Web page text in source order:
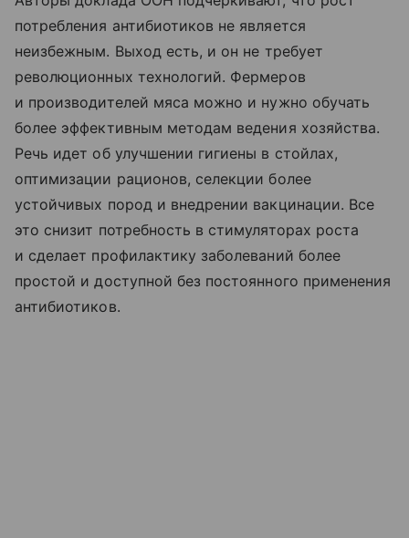
потребления антибиотиков не является
неизбежным. Выход есть, и он не требует
революционных технологий. Фермеров
и производителей мяса можно и нужно обучать
более эффективным методам ведения хозяйства.
Речь идет об улучшении гигиены в стойлах,
оптимизации рационов, селекции более
устойчивых пород и внедрении вакцинации. Все
это снизит потребность в стимуляторах роста
и сделает профилактику заболеваний более
простой и доступной без постоянного применения
антибиотиков.